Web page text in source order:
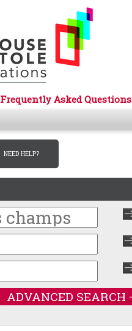
Frequently Asked Questions
NEED HELP?
ADVANCED SEARCH